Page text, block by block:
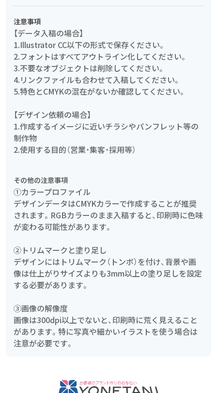
注意事項
【データ入稿の場合】
1.Illustrator CC以下の形式で保存ください。
2.フォントはすべてアウトライン化してください。
3.不要なオブジェクトは削除してください。
4.リンクファイルも合わせて入稿してください。
5.特色とCMYKの混在がないか確認してください。
【デザイン依頼の場合】
1.作成するイメージに近いチラシやパンフレット等の
制作物
2.使用する目的（営業・集客・採用等）
その他の注意事項
①カラープロファイル
デザインデータはCMYKカラーで作成することが推奨
されます。RGBカラーのまま入稿すると、印刷時に色味
が変わる可能性があります。
②トリムマークと塗り足し
デザインにはトリムマーク（トンボ）を付け、背景や画
像は仕上がりサイズよりも3mm以上の塗り足しを設定
する必要があります。
③画像の解像度
画像は300dpi以上でないと、印刷時に荒く見えること
があります。特に写真や細かいイラストを使う場合は
注意が必要です。